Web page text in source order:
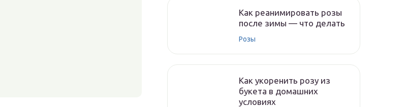
Как реанимировать розы
после зимы — что делать
Розы
Как укоренить розу из
букета в домашних
условиях